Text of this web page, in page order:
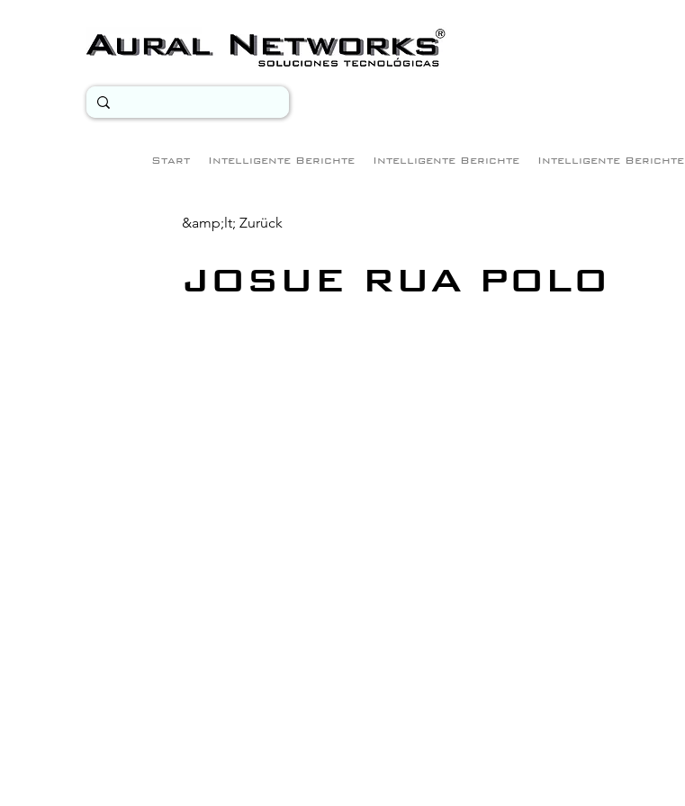
Start Intelligente Berichte Intelligente Berichte Intelligente Berichte
&amp;lt; Zurück
JOSUE RUA POLO